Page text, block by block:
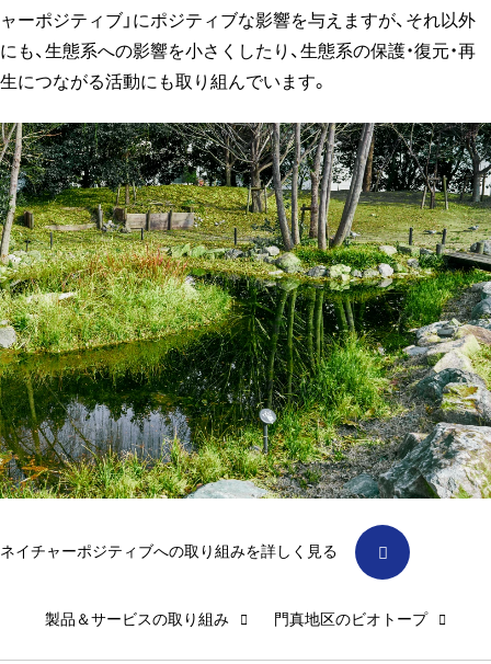
ャーポジティブ」にポジティブな影響を与えますが、それ以外
にも、生態系への影響を小さくしたり、生態系の保護・復元・再
生につながる活動にも取り組んでいます。
ネイチャーポジティブへの取り組みを詳しく見る
製品＆サービスの取り組み 門真地区のビオトープ